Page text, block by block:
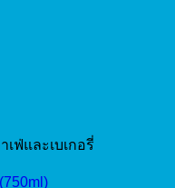
เฟ่และเบเกอรี่